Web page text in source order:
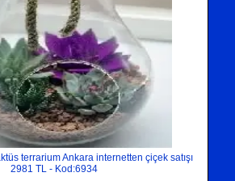
terrarium Ankara internetten çiçek satışı
2981 TL - Kod:6934